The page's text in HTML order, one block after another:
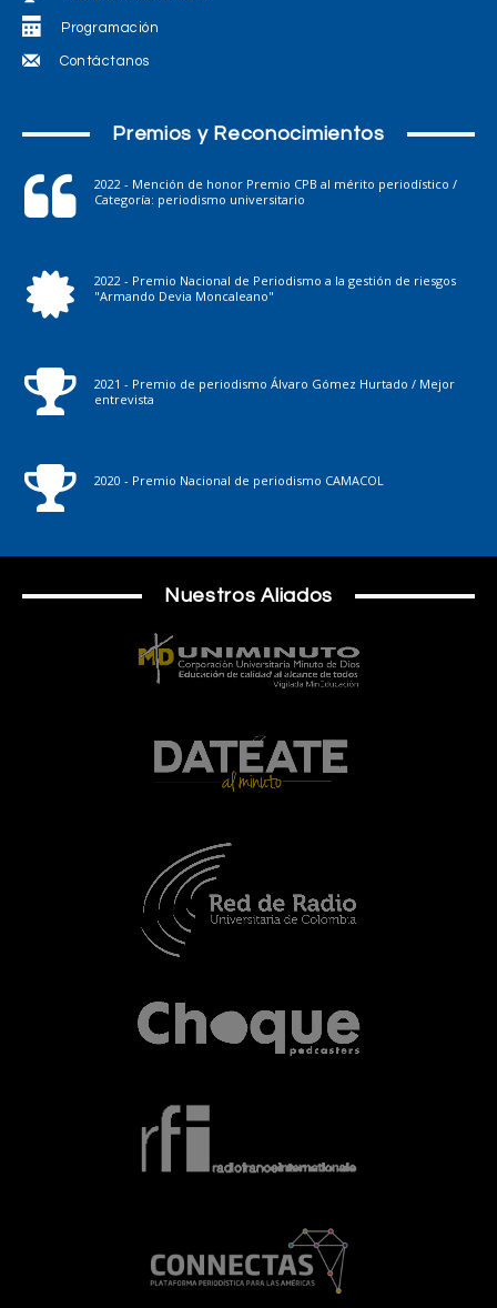
Programación
Contáctanos
Premios y Reconocimientos
2022 - Mención de honor Premio CPB al mérito periodístico /
Categoría: periodismo universitario
2022 - Premio Nacional de Periodismo a la gestión de riesgos
"Armando Devia Moncaleano"
2021 - Premio de periodismo Álvaro Gómez Hurtado / Mejor
entrevista
2020 - Premio Nacional de periodismo CAMACOL
Nuestros Aliados